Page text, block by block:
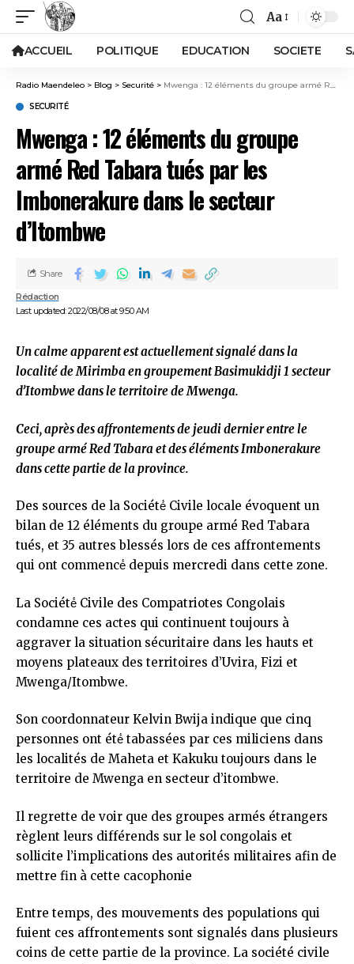
Aa
ACCUEIL POLITIQUE EDUCATION SOCIETE
Radio Maendeleo > Blog > Securité > Mwenga : 12 éléments du groupe armé Red Tabara tués par les Imbonerakure dans le secteur d’Itombwe
SECURITÉ
Mwenga : 12 éléments du groupe
armé Red Tabara tués par les
Imbonerakure dans le secteur
d’Itombwe
Last updated: 2022/08/08 at 9:50 AM
Rédaction
Share
Un calme apparent est actuellement signalé dans la
localité de Mirimba en groupement Basimukidji 1 secteur
d’Itombwe dans le territoire de Mwenga.
Ceci, après des affrontements de jeudi dernier entre le
groupe armé Red Tabara et des éléments Imbonerakure
dans cette partie de la province.
Des sources de la Société́ Civile locale évoquent un
bilan de 12 éléments du groupe armé Red Tabara
tués, et 35 autres blessés lors de ces affrontements
qui ont commencé́ depuis mercredi dans cette zone.
La Société́ Civile des Compatriotes Congolais
condamne ces actes qui continuent toujours à
aggraver la situation sécuritaire dans les hauts et
moyens plateaux des territoires d’Uvira, Fizi et
Mwenga/Itombwe.
Son coordonnateur Kelvin Bwija indique que cinq
personnes ont été́ tabassées par ces miliciens dans
les localités de Maheta et Kakuku toujours dans le
territoire de Mwenga en secteur d’itombwe.
Il regrette de voir que des groupes armés étrangers
règlent leurs différends sur le sol congolais et
sollicite l’implications des autorités militaires afin de
mettre fin à cette cacophonie
Entre temps, des mouvements des populations qui
fuient ces affrontements sont signalés dans plusieurs
coins de cette partie de la province. La société civile